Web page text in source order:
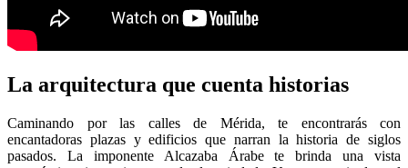
La arquitectura que cuenta historias
Caminando por las calles de Mérida, te encontrarás con
encantadoras plazas y edificios que narran la historia de siglos
pasados. La imponente Alcazaba Árabe te brinda una vista